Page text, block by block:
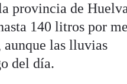
provincia de
140 litros por
aunque las lluvias
del día.